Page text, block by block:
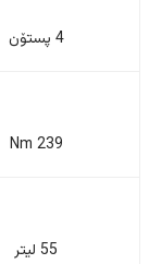
4 پستۆن
239 Nm
55 لیتر